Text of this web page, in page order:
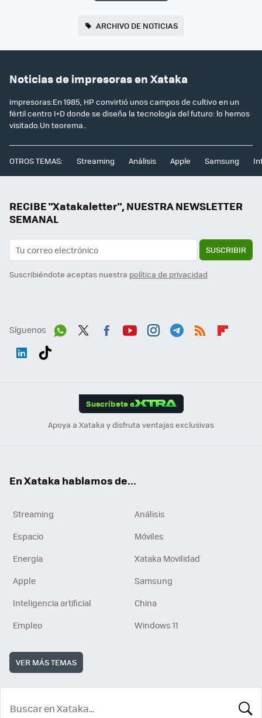
ARCHIVO DE NOTICIAS
Noticias de impresoras en Xataka
impresoras:En 1985, HP convirtió unos campos de cultivo en un
fértil centro I+D donde se diseña la tecnología del futuro: lo hemos
visitado.Un teorema..
OTROS TEMAS: Streaming Análisis Apple Samsung
RECIBE "Xatakaletter", NUESTRA NEWSLETTER
SEMANAL
SUSCRIBIR
Suscribiéndote aceptas nuestra política de privacidad
Síguenos
Suscríbete a
Apoya a Xataka y disfruta ventajas exclusivas
En Xataka hablamos de...
Streaming
Análisis
Espacio
Móviles
Energía
Xataka Movilidad
Apple
Samsung
Inteligencia artificial
China
Empleo
Windows 11
VER MÁS TEMAS